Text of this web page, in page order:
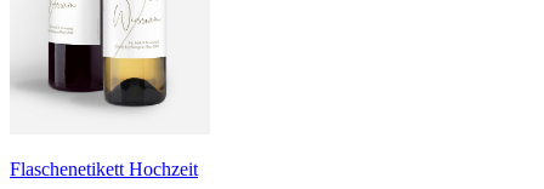
Flaschenetikett Hochzeit